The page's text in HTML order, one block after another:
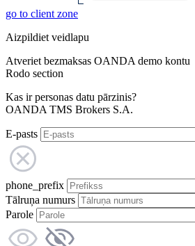
go to client zone
Aizpildiet veidlapu
Atveriet bezmaksas OANDA demo kontu
Rodo section
Kas ir personas datu pārzinis?
OANDA TMS Brokers S.A.
E-pasts
phone_prefix
Tālruņa numurs
Parole